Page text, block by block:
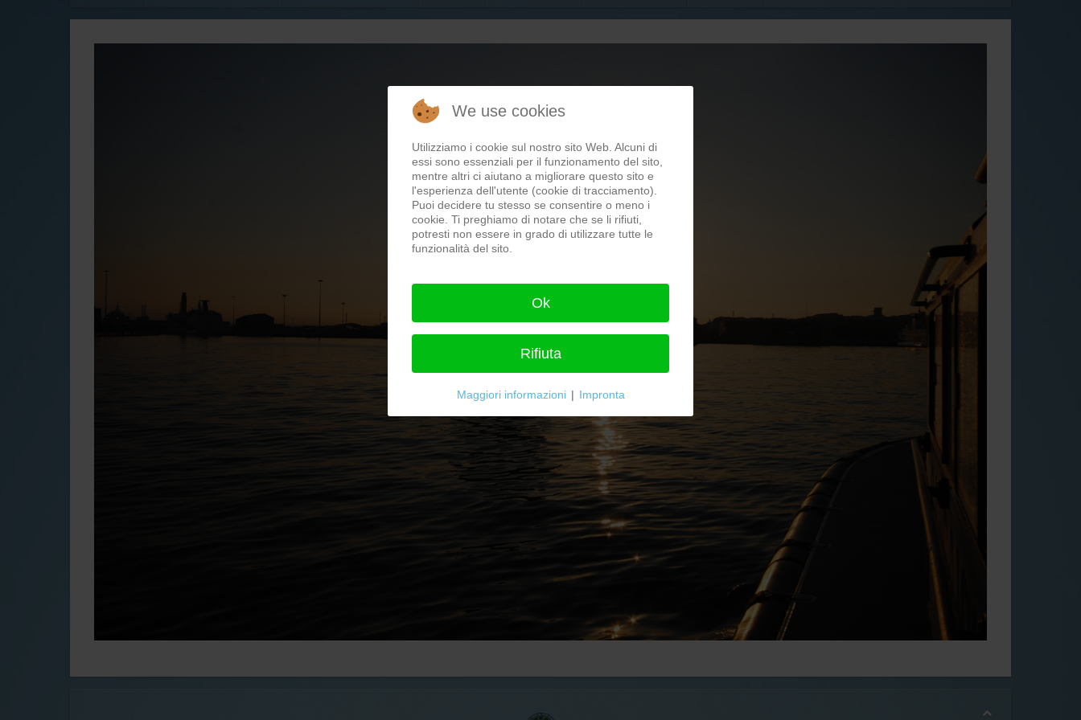
We use cookies
Utilizziamo i cookie sul nostro sito Web. Alcuni di
essi sono essenziali per il funzionamento del sito,
mentre altri ci aiutano a migliorare questo sito e
l'esperienza dell'utente (cookie di tracciamento).
Puoi decidere tu stesso se consentire o meno i
cookie. Ti preghiamo di notare che se li rifiuti,
potresti non essere in grado di utilizzare tutte le
funzionalità del sito.
Ok
Rifiuta
Maggiori informazioni | Impronta